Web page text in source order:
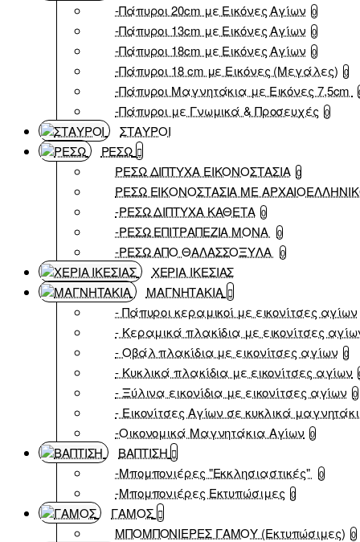
-Πάπυροι 20cm με Εικόνες Αγίων 0
-Πάπυροι 13cm με Εικόνες Αγίων 0
-Πάπυροι 18cm με Εικόνες Αγίων 0
-Πάπυροι 18 cm με Εικόνες (Μεγάλες) 0
-Πάπυροι Μαγνητάκια με Εικόνες 7,5cm
-Πάπυροι με Γνωμικά & Προσευχές 0
ΣΤΑΥΡΟΙ
ΡΕΣΩ
ΡΕΣΩ ΔΙΠΤΥΧΑ ΕΙΚΟΝΟΣΤΑΣΙΑ 0
ΡΕΣΩ ΕΙΚΟΝΟΣΤΑΣΙΑ ΜΕ
-ΡΕΣΩ ΔΙΠΤΥΧΑ ΚΑΘΕΤΑ 0
-ΡΕΣΩ ΕΠΙΤΡΑΠΕΖΙΑ ΜΟΝΑ 0
-ΡΕΣΩ ΑΠΟ ΘΑΛΑΣΣΟΞΥΛΑ 0
ΧΕΡΙΑ ΙΚΕΣΙΑΣ
ΜΑΓΝΗΤΑΚΙΑ
- Πάπυροι κεραμικοί με εικονίτσες αγίων
- Κεραμικά πλακίδια με εικονίτσες
- Οβάλ πλακίδια με εικονίτσες αγίων 0
- Κυκλικά πλακίδια με εικονίτσες αγίων
- Ξύλινα εικονίδια με εικονίτσες αγίων 0
- Εικονίτσες Αγίων σε κυκλικά
-Οικονομικά Μαγνητάκια Αγίων 0
ΒΑΠΤΙΣΗ
-Μπομπονιέρες "Εκκλησιαστικές"
0
-Μπομπονιέρες Εκτυπώσιμες 0
ΓΑΜΟΣ
ΜΠΟΜΠΟΝΙΕΡΕΣ ΓΑΜΟΥ (Εκτυπώσιμες) 0